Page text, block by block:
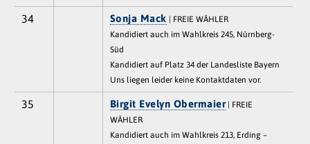
34 Sonja Mack | FREIE WÄHLER
Kandidiert auch im Wahlkreis 245, Nürnberg-
Süd
Kandidiert auf Platz 34 der Landesliste Bayern
Uns liegen leider keine Kontaktdaten vor.
35 Birgit Evelyn Obermaier| FREIE
WÄHLER
Kandidiert auch im Wahlkreis 213, Erding –